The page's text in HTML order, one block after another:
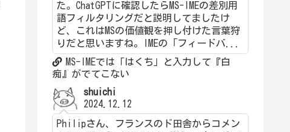
た。ChatGPTに確認したらMS-IMEの差別用
語フィルタリングだと説明してましたけ
ど、これはMSの価値観を押し付けた言葉狩
りだと思いますね。IMEの「フィードバ...
MS-IMEでは「はくち」と入力して『白
痴』がでてこない
shuichi
2024.12.12
Philipさん、フランスのド田舎からコメン